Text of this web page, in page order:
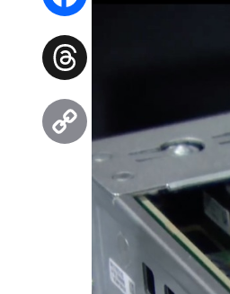
Facebook
Threads